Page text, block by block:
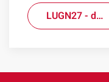
LUGN27 - d…